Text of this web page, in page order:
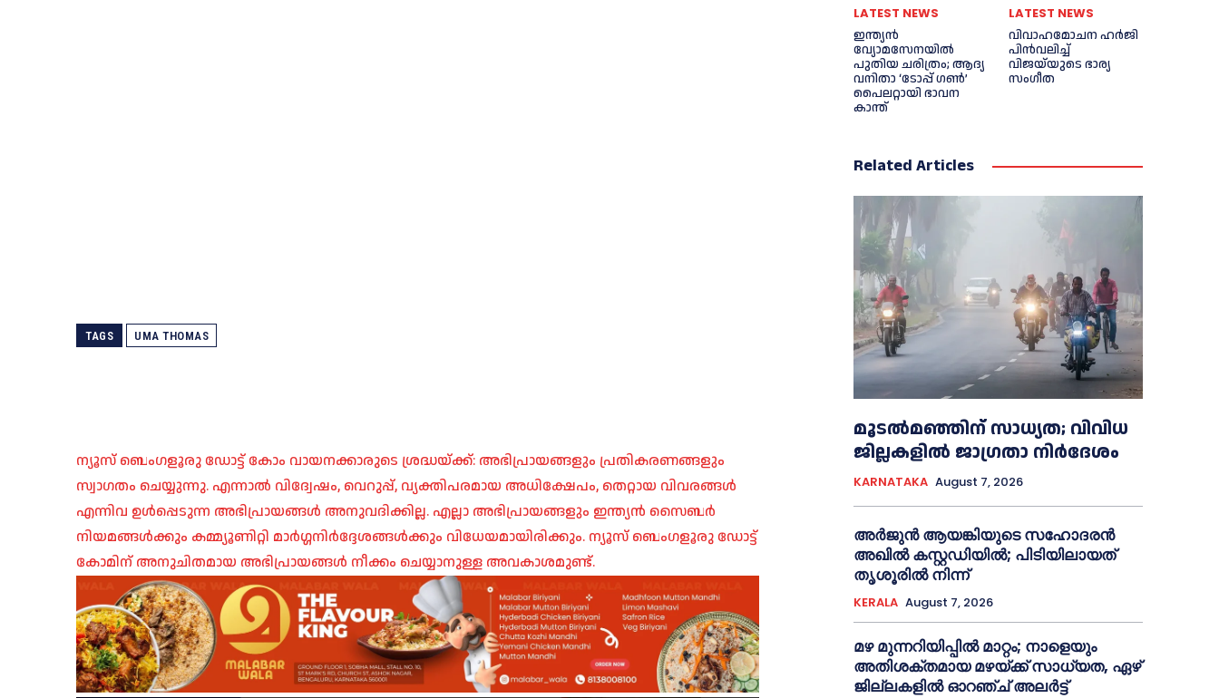
TAGS UMA THOMAS
ന്യൂസ് ബെംഗളൂരു ഡോട്ട് കോം വായനക്കാരുടെ ശ്രദ്ധയ്ക്ക്: അഭിപ്രായങ്ങളും പ്രതികരണങ്ങളും
സ്വാഗതം ചെയ്യുന്നു. എന്നാൽ വിദ്വേഷം, വെറുപ്പ്, വ്യക്തിപരമായ അധിക്ഷേപം, തെറ്റായ വിവരങ്ങൾ
എന്നിവ ഉൾപ്പെടുന്ന അഭിപ്രായങ്ങൾ അനുവദിക്കില്ല. എല്ലാ അഭിപ്രായങ്ങളും ഇന്ത്യൻ സൈബർ
നിയമങ്ങൾക്കും കമ്മ്യൂണിറ്റി മാർഗ്ഗനിർദ്ദേശങ്ങൾക്കും വിധേയമായിരിക്കും. ന്യൂസ് ബെംഗളൂരു ഡോട്ട്
കോമിന് അനുചിതമായ അഭിപ്രായങ്ങൾ നീക്കം ചെയ്യാനുള്ള അവകാശമുണ്ട്.
LATEST NEWS
ഇന്ത്യൻ
വ്യോമസേനയില്‍
പുതിയ ചരിത്രം; ആദ്യ
വനിതാ ‘ടോപ്പ് ഗണ്‍’
പൈലറ്റായി ഭാവന
കാന്ത്
LATEST NEWS
വിവാഹമോചന ഹര്‍ജി
പിൻവലിച്ച്‌
വിജയ്‌യുടെ ഭാര്യ
സംഗീത
Related Articles
മൂടൽമഞ്ഞിന് സാധ്യത; വിവിധ
ജില്ലകളിൽ ജാഗ്രതാ നിർദേശം
KARNATAKA August 7, 2026
അര്‍ജുന്‍ ആയങ്കിയുടെ സഹോദരന്‍
അഖില്‍ കസ്റ്റഡിയില്‍; പിടിയിലായത്
തൃശൂരില്‍ നിന്ന്
KERALA August 7, 2026
മഴ മുന്നറിയിപ്പിൽ മാറ്റം; നാളെയും
അതിശക്തമായ മഴയ്ക്ക് സാധ്യത, ഏഴ്
ജില്ലകളിൽ ഓറഞ്ച് അലർട്ട്